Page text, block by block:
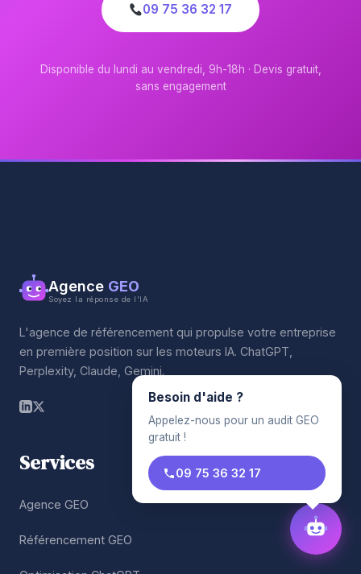
09 75 36 32 17
Disponible du lundi au vendredi, 9h-18h · Devis gratuit,
sans engagement
Agence GEO
Soyez la réponse de l'IA
L'agence de référencement qui propulse votre entreprise
en première position sur les moteurs IA. ChatGPT,
Perplexity, Claude, Gemini.
Services
Agence GEO
Référencement GEO
Besoin d'aide ?
Appelez-nous pour un audit GEO
gratuit !
09 75 36 32 17